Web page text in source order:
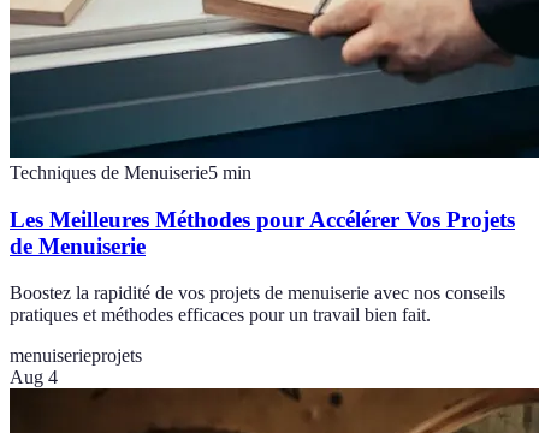
Techniques de Menuiserie5 min
Les Meilleures Méthodes pour Accélérer Vos Projets
de Menuiserie
Boostez la rapidité de vos projets de menuiserie avec nos conseils
pratiques et méthodes efficaces pour un travail bien fait.
menuiserieprojets
Aug 4